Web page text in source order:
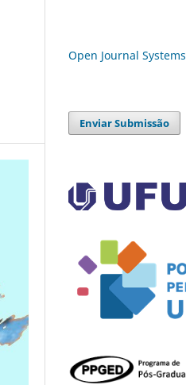
Open Journal Systems
Enviar Submissão